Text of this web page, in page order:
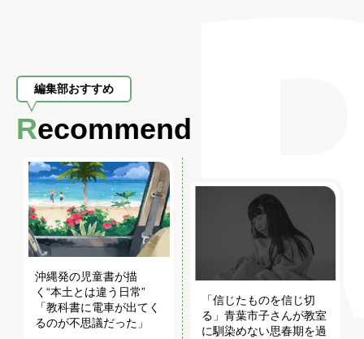
編集部おすすめ
Recommend
沖縄発の児童書が描
く“本土とは違う日常”
「教科書に電車が出てく
るのが不思議だった」
「信じたものを信じ切
る」青葉市子さんが教室
に馴染めない思春期を過